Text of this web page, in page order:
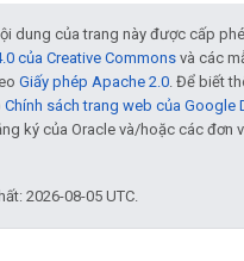
dung của trang này được cấp
của Creative Commons và các
Giấy phép Apache 2.0. Để biết
Chính sách trang web của Google
ký của Oracle và/hoặc các đơn
2026-08-05 UTC.